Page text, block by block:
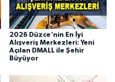
2026 Düzce'nin En İyi
Alışveriş Merkezleri: Yeni
Açılan DMALL ile Şehir
Büyüyor